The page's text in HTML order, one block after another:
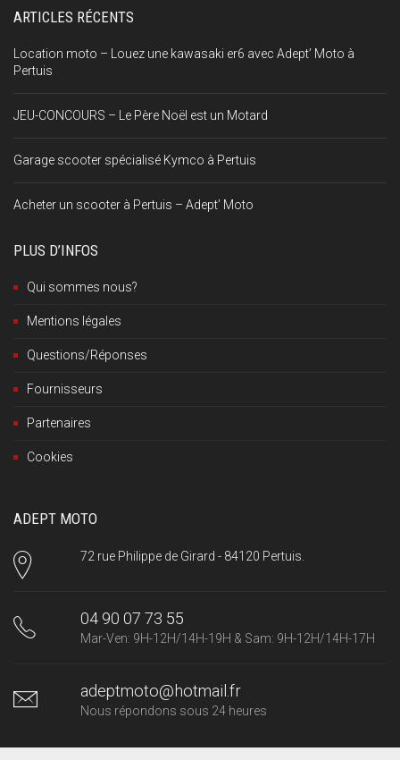
ARTICLES RÉCENTS
Location moto – Louez une kawasaki er6 avec Adept’ Moto à
Pertuis
JEU-CONCOURS – Le Père Noël est un Motard
Garage scooter spécialisé Kymco à Pertuis
Acheter un scooter à Pertuis – Adept’ Moto
PLUS D’INFOS
Qui sommes nous?
Mentions légales
Questions/Réponses
Fournisseurs
Partenaires
Cookies
ADEPT MOTO
72 rue Philippe de Girard - 84120 Pertuis.
04 90 07 73 55
Mar-Ven: 9H-12H/14H-19H & Sam: 9H-12H/14H-17H
adeptmoto@hotmail.fr
Nous répondons sous 24 heures